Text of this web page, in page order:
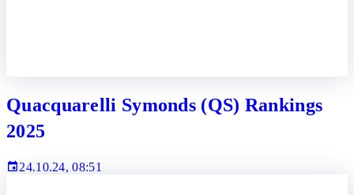
Quacquarelli Symonds (QS) Rankings
2025
24.10.24, 08:51